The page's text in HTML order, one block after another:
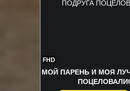
FHD
МОЙ ПАРЕНЬ И МОЯ